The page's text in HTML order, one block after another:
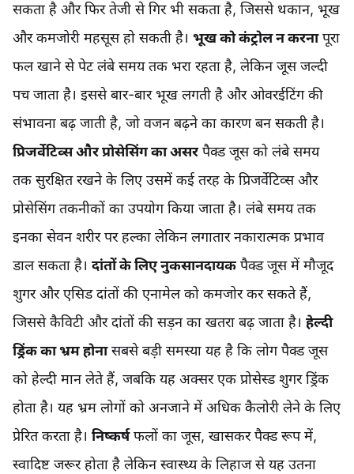
सकता है और फिर तेजी से गिर भी सकता है, जिससे थकान, भूख
और कमजोरी महसूस हो सकती है। भूख को कंट्रोल न करनापूरा
फल खाने से पेट लंबे समय तक भरा रहता है, लेकिन जूस जल्दी
पच जाता है। इससे बार-बार भूख लगती है और ओवरईटिंग की
संभावना बढ़ जाती है, जो वजन बढ़ने का कारण बन सकती है।
प्रिजर्वेटिव्स और प्रोसेसिंग का असरपैक्ड जूस को लंबे समय
तक सुरक्षित रखने के लिए उसमें कई तरह के प्रिजर्वेटिव्स और
प्रोसेसिंग तकनीकों का उपयोग किया जाता है। लंबे समय तक
इनका सेवन शरीर पर हल्का लेकिन लगातार नकारात्मक प्रभाव
डाल सकता है। दांतों के लिए नुकसानदायक पैक्ड जूस में मौजूद
शुगर और एसिड दांतों की एनामेल को कमजोर कर सकते हैं,
जिससे कैविटी और दांतों की सड़न का खतरा बढ़ जाता है। हेल्दी
ड्रिंक का भ्रम होनासबसे बड़ी समस्या यह है कि लोग पैक्ड जूस
को हेल्दी मान लेते हैं, जबकि यह अक्सर एक प्रोसेस्ड शुगर ड्रिंक
होता है। यह भ्रम लोगों को अनजाने में अधिक कैलोरी लेने के लिए
प्रेरित करता है। निष्कर्षफलों का जूस, खासकर पैक्ड रूप में,
स्वादिष्ट जरूर होता है लेकिन स्वास्थ्य के लिहाज से यह उतना